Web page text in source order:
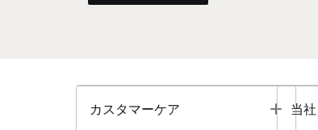
カスタマーケア Toggle
当社